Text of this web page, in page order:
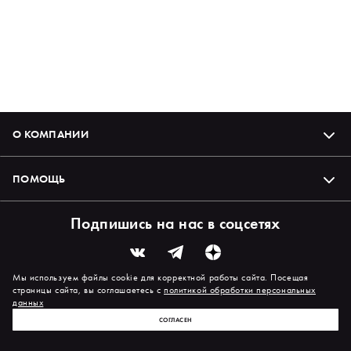
О КОМПАНИИ
ПОМОЩЬ
Подпишись на нас в соцсетях
Мы используем файлы cookie для корректной работы сайта. Посещая
страницы сайта, вы соглашаетесь сполитикой обработки персональных
данных
СОГЛАСЕН